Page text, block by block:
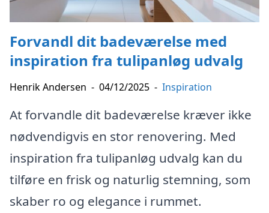
Forvandl dit badeværelse med
inspiration fra tulipanløg udvalg
Henrik Andersen - 04/12/2025 - Inspiration
At forvandle dit badeværelse kræver ikke
nødvendigvis en stor renovering. Med
inspiration fra tulipanløg udvalg kan du
tilføre en frisk og naturlig stemning, som
skaber ro og elegance i rummet.